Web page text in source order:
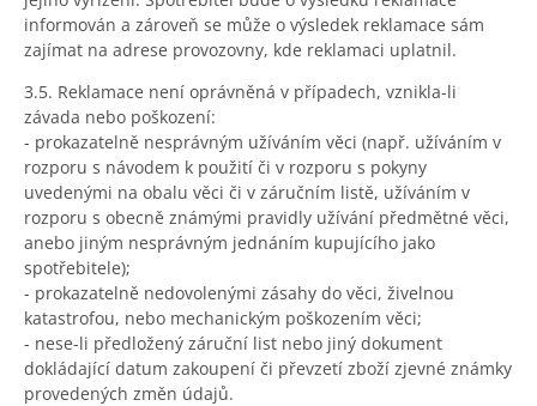
informován a zároveň se může o výsledek reklamace sám
zajímat na adrese provozovny, kde reklamaci uplatnil.
3.5. Reklamace není oprávněná v případech, vznikla-li
závada nebo poškození:
- prokazatelně nesprávným užíváním věci (např. užíváním v
rozporu s návodem k použití či v rozporu s pokyny
uvedenými na obalu věci či v záručním listě, užíváním v
rozporu s obecně známými pravidly užívání předmětné věci,
anebo jiným nesprávným jednáním kupujícího jako
spotřebitele);
- prokazatelně nedovolenými zásahy do věci, živelnou
katastrofou, nebo mechanickým poškozením věci;
- nese-li předložený záruční list nebo jiný dokument
dokládající datum zakoupení či převzetí zboží zjevné známky
provedených změn údajů.